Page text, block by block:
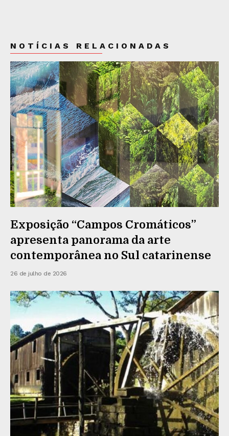
NOTÍCIAS RELACIONADAS
Exposição “Campos Cromáticos”
apresenta panorama da arte
contemporânea no Sul catarinense
26 de julho de 2026